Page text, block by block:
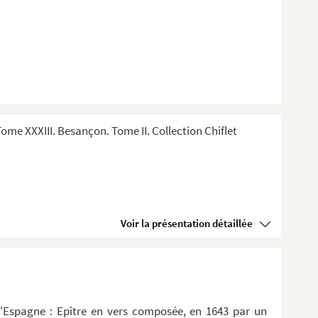
XXXIII. Besançon. Tome II. Collection Chiflet
Voir la présentation détaillée
: Epître en vers composée, en 1643 par un